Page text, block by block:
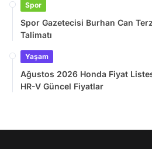
Spor
Spor Gazetecisi Burhan Can
Talimatı
Yaşam
Ağustos 2026 Honda Fiyat
HR-V Güncel Fiyatlar